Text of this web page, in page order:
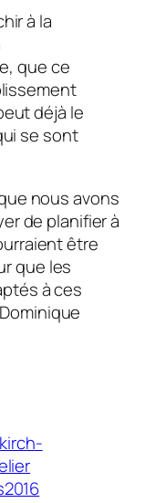
à la
que ce
déjà le
se sont
nous avons
de planifier à
être
que les
à ces